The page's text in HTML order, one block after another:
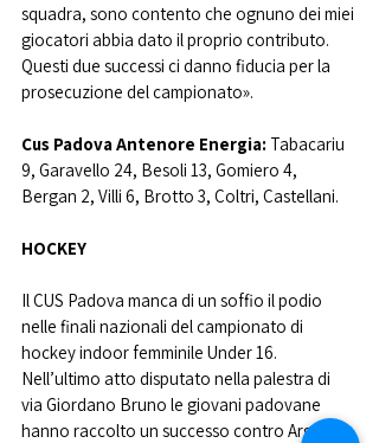
squadra, sono contento che ognuno dei miei
giocatori abbia dato il proprio contributo.
Questi due successi ci danno fiducia per la
prosecuzione del campionato».
Cus Padova Antenore Energia: Tabacariu
9, Garavello 24, Besoli 13, Gomiero 4,
Bergan 2, Villi 6, Brotto 3, Coltri, Castellani.
HOCKEY
Il CUS Padova manca di un soffio il podio
nelle finali nazionali del campionato di
hockey indoor femminile Under 16.
Nell’ultimo atto disputato nella palestra di
via Giordano Bruno le giovani padovane
hanno raccolto un successo contro Argentia